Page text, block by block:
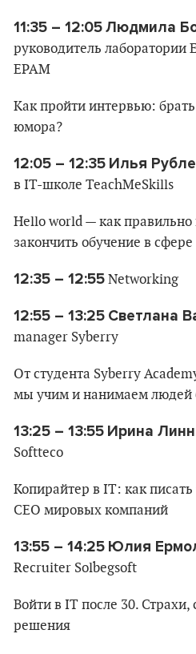
11:35 – 12:05Людмила
руководитель лаборатории
EPAM
Как пройти интервью: брать
юмора?
12:05 – 12:35 Илья
в IT-школе TeachMeSkills
Hello world — как
закончить обучение в
12:35 – 12:55 Networking
12:55 – 13:25 Cветлана
manager Syberry
От студента Syberry
мы учим и нанимаем людей
13:25 – 13:55 Ирина
Softteco
Копирайтер в IT: как
CEO мировых компаний
13:55 – 14:25 Юлия
Recruiter Solbegsoft
Войти в IT после 30. Страхи,
решения